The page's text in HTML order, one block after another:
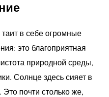
в себе огромные
это благоприятная
природной среды,
Солнце здесь сияет в
почти столько же,